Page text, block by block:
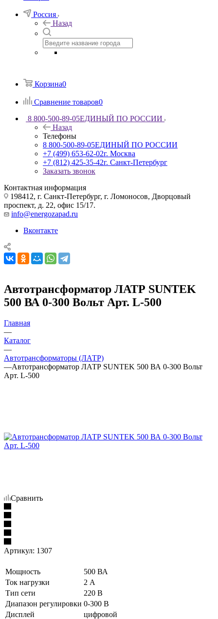
Россия
Назад
Корзина0
Сравнение товаров0
8 800-500-89-05ЕДИНЫЙ ПО РОССИИ
Назад
Телефоны
8 800-500-89-05ЕДИНЫЙ ПО РОССИИ
+7 (499) 653-62-02г. Москва
+7 (812) 425-35-42г. Санкт-Петербург
Заказать звонок
Контактная информация
198412, г. Санкт-Петербург, г. Ломоносов, Дворцовый
проспект, д. 22, офис 15/17.
info@energozapad.ru
Вконтакте
Автотрансформатор ЛАТР SUNTEK
500 ВА 0-300 Вольт Арт. L-500
Главная
—
Каталог
—
Автотрансформаторы (ЛАТР)
—Автотрансформатор ЛАТР SUNTEK 500 ВА 0-300 Вольт
Арт. L-500
Сравнить
Артикул: 1307
Мощность
500 ВА
Ток нагрузки
2 А
Тип сети
220 В
Диапазон регулировки 0-300 В
Дисплей
цифровой